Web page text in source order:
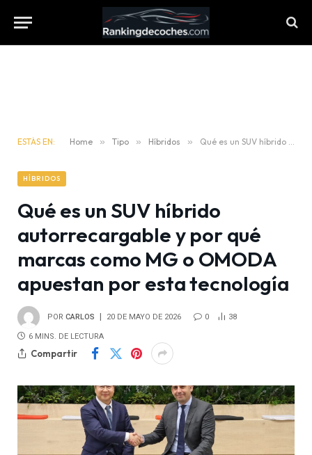
ESTÁS EN: Home » Tipo » Híbridos » Qué es un SUV híbrido autorrecargable y por qué marcas como MG o OMODA apuestan por esta tecnología
HÍBRIDOS
Qué es un SUV híbrido
autorrecargable y por qué
marcas como MG o OMODA
apuestan por esta tecnología
POR CARLOS 20 DE MAYO DE 2026 0 38
6 MINS. DE LECTURA
Compartir